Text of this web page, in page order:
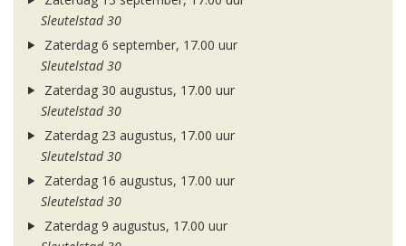
Sleutelstad 30
Zaterdag 6 september, 17.00 uur
Sleutelstad 30
Zaterdag 30 augustus, 17.00 uur
Sleutelstad 30
Zaterdag 23 augustus, 17.00 uur
Sleutelstad 30
Zaterdag 16 augustus, 17.00 uur
Sleutelstad 30
Zaterdag 9 augustus, 17.00 uur